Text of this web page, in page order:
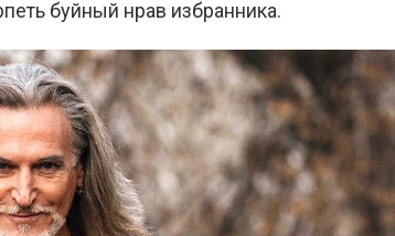
буйный нрав избранника.